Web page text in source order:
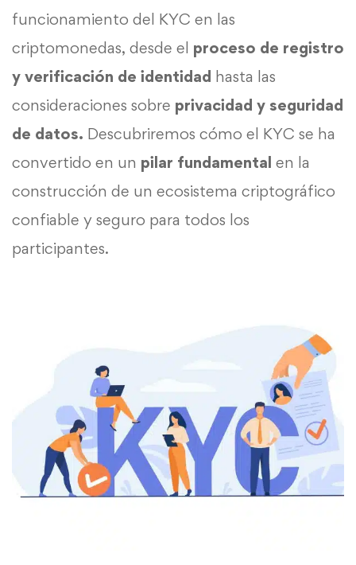
funcionamiento del KYC en las
criptomonedas, desde el proceso de registro
y verificación de identidad hasta las
consideraciones sobre privacidad y seguridad
de datos. Descubriremos cómo el KYC se ha
convertido en un pilar fundamental en la
construcción de un ecosistema criptográfico
confiable y seguro para todos los
participantes.